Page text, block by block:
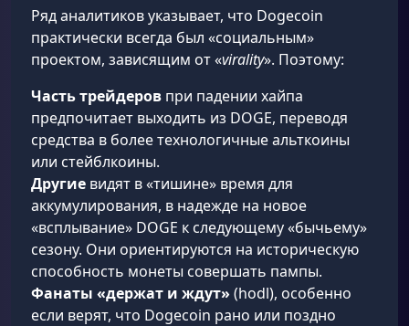
Ряд аналитиков указывает, что Dogecoin
практически всегда был «социальным»
проектом, зависящим от «virality». Поэтому:
Часть трейдеров при падении хайпа
предпочитает выходить из DOGE, переводя
средства в более технологичные альткоины
или стейблкоины.
Другие видят в «тишине» время для
аккумулирования, в надежде на новое
«всплывание» DOGE к следующему «бычьему»
сезону. Они ориентируются на историческую
способность монеты совершать пампы.
Фанаты «держат и ждут» (hodl), особенно
если верят, что Dogecoin рано или поздно